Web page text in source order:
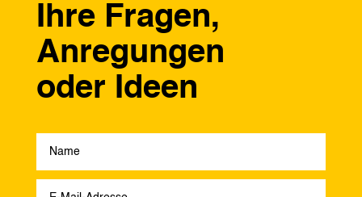
Ihre Fragen,
Anregungen
oder Ideen